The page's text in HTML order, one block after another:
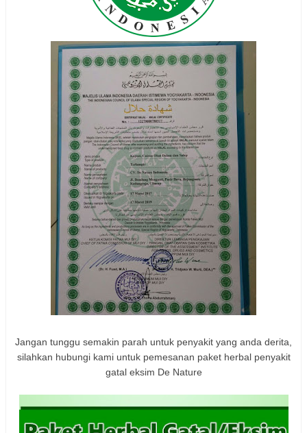
Jangan tunggu semakin parah untuk penyakit yang anda derita,
silahkan hubungi kami untuk pemesanan paket herbal penyakit
gatal eksim De Nature